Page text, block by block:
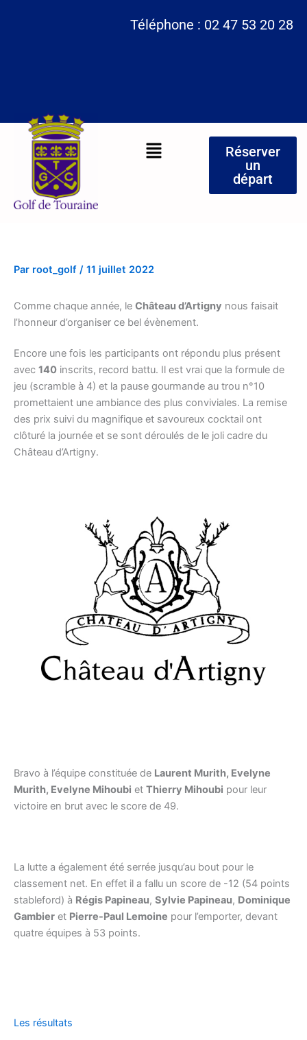
Téléphone : 02 47 53 20 28
Menu
Réserver
un
départ
Par root_golf / 11 juillet 2022
Comme chaque année, le Château d’Artigny nous faisait
l’honneur d’organiser ce bel évènement.
Encore une fois les participants ont répondu plus présent
avec 140 inscrits, record battu. Il est vrai que la formule de
jeu (scramble à 4) et la pause gourmande au trou n°10
promettaient une ambiance des plus conviviales. La remise
des prix suivi du magnifique et savoureux cocktail ont
clôturé la journée et se sont déroulés de le joli cadre du
Château d’Artigny.
Bravo à l’équipe constituée de Laurent Murith, Evelyne
Murith, Evelyne Mihoubi et Thierry Mihoubi pour leur
victoire en brut avec le score de 49.
La lutte a également été serrée jusqu’au bout pour le
classement net. En effet il a fallu un score de -12 (54 points
stableford) à Régis Papineau, Sylvie Papineau, Dominique
Gambier et Pierre-Paul Lemoine pour l’emporter, devant
quatre équipes à 53 points.
Les résultats